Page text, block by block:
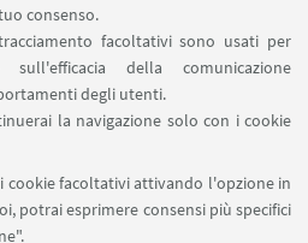
consenso.
facoltativi sono usati per
della comunicazione
degli utenti.
la navigazione solo con i cookie
cookie facoltativi attivando l'opzione in
potrai esprimere consensi più specifici